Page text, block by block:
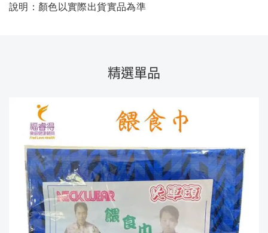
說明：顏色以實際出貨實品為準
精選單品